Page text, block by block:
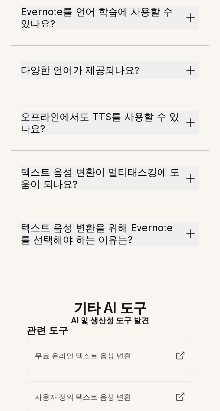
Evernote를 언어 학습에 사용할 수
있나요?
다양한 언어가 제공되나요?
오프라인에서도 TTS를 사용할 수 있
나요?
텍스트 음성 변환이 멀티태스킹에 도
움이 되나요?
텍스트 음성 변환을 위해 Evernote
를 선택해야 하는 이유는?
기타 AI 도구
AI 및 생산성 도구 발견
관련 도구
무료 온라인 텍스트 음성 변환
사용자 정의 텍스트 음성 변환